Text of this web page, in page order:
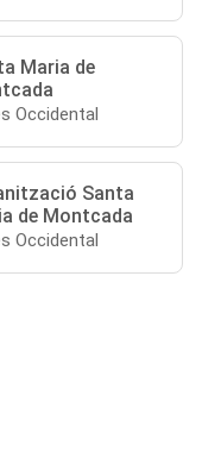
Maria de
Occidental
Santa
de Montcada
Occidental